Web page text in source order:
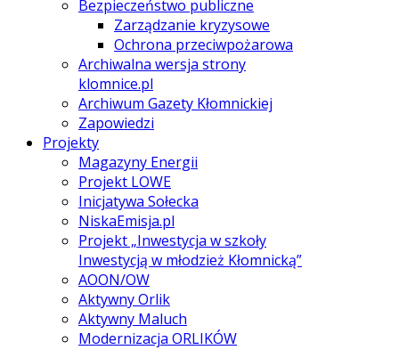
Bezpieczeństwo publiczne
Zarządzanie kryzysowe
Ochrona przeciwpożarowa
Archiwalna wersja strony
klomnice.pl
Archiwum Gazety Kłomnickiej
Zapowiedzi
Projekty
Magazyny Energii
Projekt LOWE
Inicjatywa Sołecka
NiskaEmisja.pl
Projekt „Inwestycja w szkoły
Inwestycją w młodzież Kłomnicką”
AOON/OW
Aktywny Orlik
Aktywny Maluch
Modernizacja ORLIKÓW